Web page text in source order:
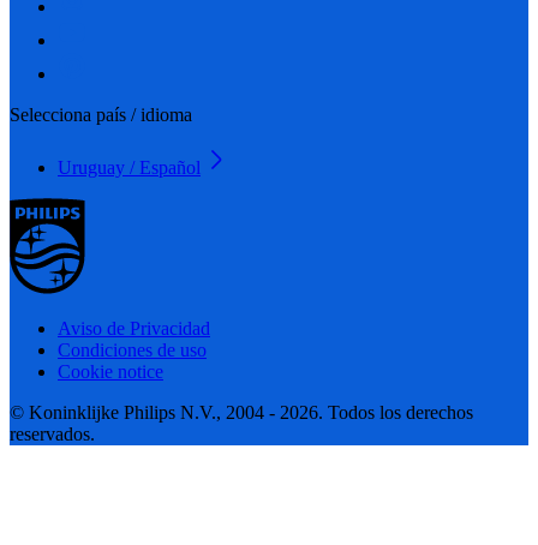
Selecciona país / idioma
Uruguay / Español
Aviso de Privacidad
Condiciones de uso
Cookie notice
© Koninklijke Philips N.V., 2004 - 2026. Todos los derechos
reservados.